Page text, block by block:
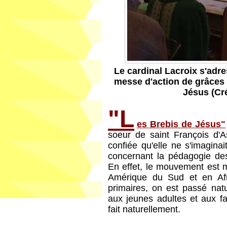
Le cardinal Lacroix
messe d'action de
Jésus
"L es Brebis de Jésus"
soeur de saint François
confiée qu'elle ne
concernant la pédagogie
En effet, le mouvement est
Amérique du Sud et en
primaires, on est passé
aux jeunes adultes et aux
fait naturellement.